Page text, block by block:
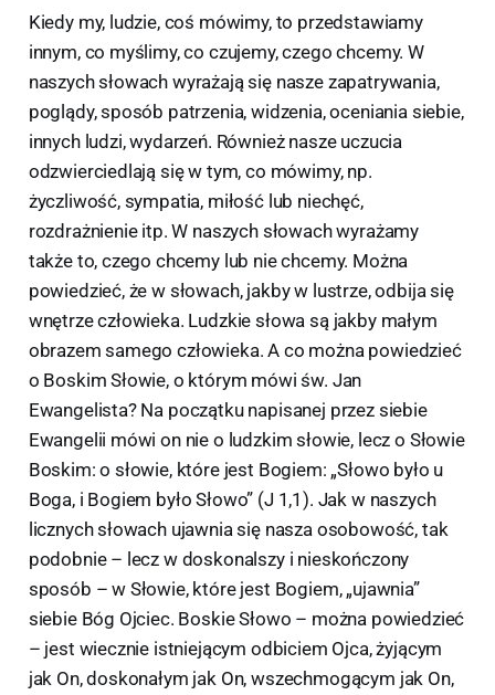
Kiedy my, ludzie, coś mówimy, to przedstawiamy
innym, co myślimy, co czujemy, czego chcemy. W
naszych słowach wyrażają się nasze zapatrywania,
poglądy, sposób patrzenia, widzenia, oceniania siebie,
innych ludzi, wydarzeń. Również nasze uczucia
odzwierciedlają się w tym, co mówimy, np.
życzliwość, sympatia, miłość lub niechęć,
rozdrażnienie itp. W naszych słowach wyrażamy
także to, czego chcemy lub nie chcemy. Można
powiedzieć, że w słowach, jakby w lustrze, odbija się
wnętrze człowieka. Ludzkie słowa są jakby małym
obrazem samego człowieka. A co można powiedzieć
o Boskim Słowie, o którym mówi św. Jan
Ewangelista? Na początku napisanej przez siebie
Ewangelii mówi on nie o ludzkim słowie, lecz o Słowie
Boskim: o słowie, które jest Bogiem: „Słowo było u
Boga, i Bogiem było Słowo” (J 1,1). Jak w naszych
licznych słowach ujawnia się nasza osobowość, tak
podobnie – lecz w doskonalszy i nieskończony
sposób – w Słowie, które jest Bogiem, „ujawnia”
siebie Bóg Ojciec. Boskie Słowo – można powiedzieć
– jest wiecznie istniejącym odbiciem Ojca, żyjącym
jak On, doskonałym jak On, wszechmogącym jak On,